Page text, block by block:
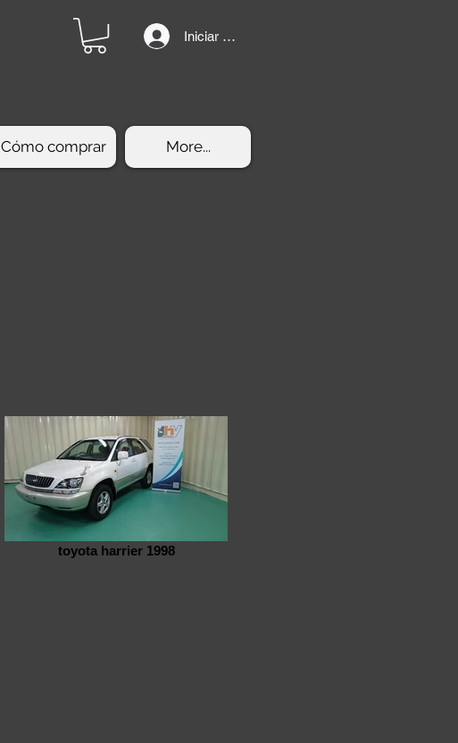
Iniciar sesión
Cómo comprar More...
toyota harrier 1998